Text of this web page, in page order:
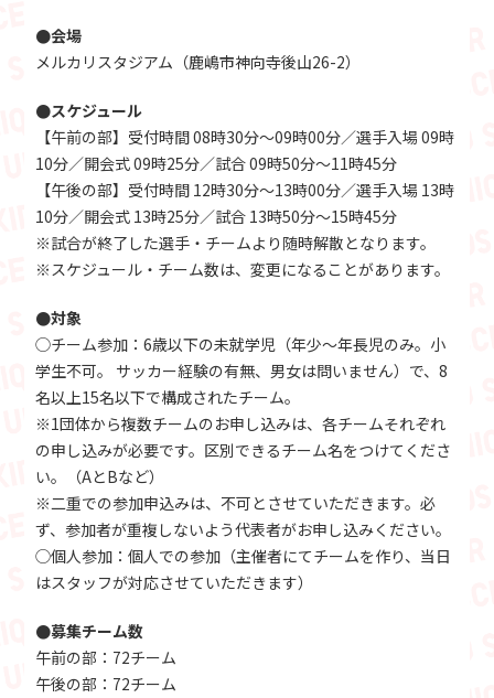
●会場
メルカリスタジアム（鹿嶋市神向寺後山26-2）
●スケジュール
【午前の部】受付時間 08時30分～09時00分／選手入場 09時
10分／開会式 09時25分／試合 09時50分～11時45分
【午後の部】受付時間 12時30分～13時00分／選手入場 13時
10分／開会式 13時25分／試合 13時50分～15時45分
※試合が終了した選手・チームより随時解散となります。
※スケジュール・チーム数は、変更になることがあります。
●対象
◯チーム参加：6歳以下の未就学児（年少～年長児のみ。小
学生不可。 サッカー経験の有無、男女は問いません）で、8
名以上15名以下で構成されたチーム。
※1団体から複数チームのお申し込みは、各チームそれぞれ
の申し込みが必要です。区別できるチーム名をつけてくださ
い。（AとBなど）
※二重での参加申込みは、不可とさせていただきます。必
ず、参加者が重複しないよう代表者がお申し込みください。
◯個人参加：個人での参加（主催者にてチームを作り、当日
はスタッフが対応させていただきます）
●募集チーム数
午前の部：72チーム
午後の部：72チーム